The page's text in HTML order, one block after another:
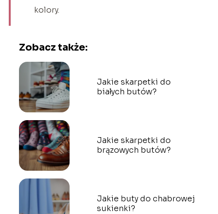
kolory.
Zobacz także:
Jakie skarpetki do
białych butów?
Jakie skarpetki do
brązowych butów?
Jakie buty do chabrowej
sukienki?